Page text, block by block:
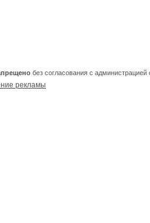
без согласования с администрацией
рекламы